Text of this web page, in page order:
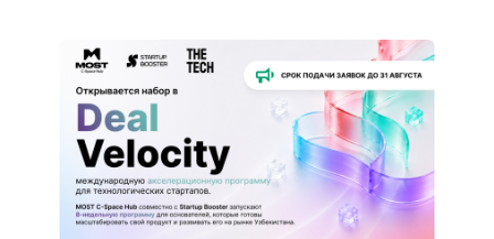
АЛМАТЫ:
КАК
AI
YOUTH
CAMP
ДАЛ
30